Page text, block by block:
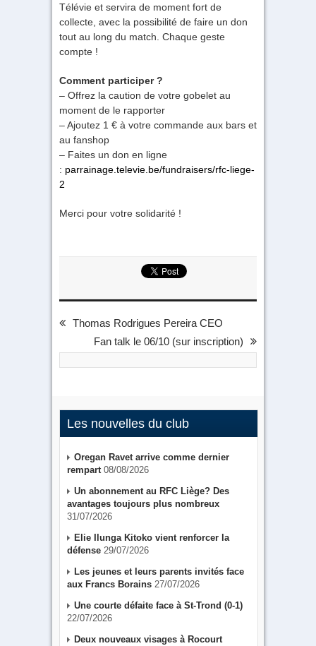
Télévie et servira de moment fort de
collecte, avec la possibilité de faire un don
tout au long du match. Chaque geste
compte !
Comment participer ?
– Offrez la caution de votre gobelet au
moment de le rapporter
– Ajoutez 1 € à votre commande aux bars et
au fanshop
– Faites un don en ligne
: parrainage.televie.be/fundraisers/rfc-liege-
2
Merci pour votre solidarité !
Thomas Rodrigues Pereira CEO
Fan talk le 06/10 (sur inscription)
Les nouvelles du club
Oregan Ravet arrive comme dernier
rempart 08/08/2026
Un abonnement au RFC Liège? Des
avantages toujours plus nombreux
31/07/2026
Elie Ilunga Kitoko vient renforcer la
défense 29/07/2026
Les jeunes et leurs parents invités face
aux Francs Borains 27/07/2026
Une courte défaite face à St-Trond (0-1)
22/07/2026
Deux nouveaux visages à Rocourt